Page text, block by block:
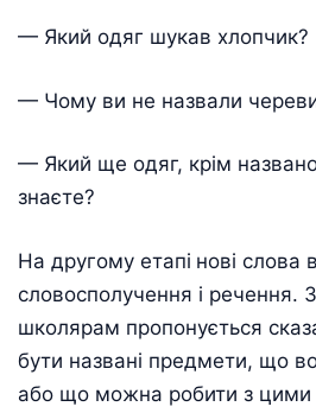
— Який одяг шукав хлопчик?
— Чому ви не назвали
— Який ще одяг, крім
знаєте?
На другому етапі нові слова
словосполучення і речення.
школярам пропонується
бути названі предмети, що
або що можна робити з